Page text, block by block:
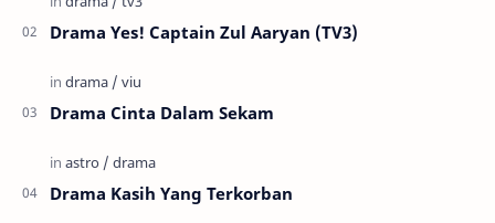
Drama Yes! Captain Zul Aaryan (TV3)
Drama Cinta Dalam Sekam
Drama Kasih Yang Terkorban